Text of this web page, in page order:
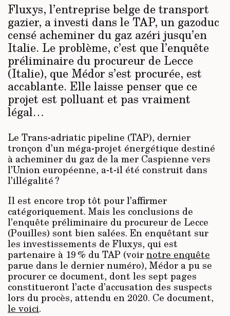
Fluxys, l’entreprise belge de transport
gazier, a investi dans le TAP, un gazoduc
censé acheminer du gaz azéri jusqu’en
Italie. Le problème, c’est que l’enquête
préliminaire du procureur de Lecce
(Italie), que Médor s’est procurée, est
accablante. Elle laisse penser que ce
projet est polluant et pas vraiment
légal…
Le Trans-adriatic pipeline (TAP), dernier
tronçon d’un méga-projet énergétique destiné
à acheminer du gaz de la mer Caspienne vers
l’Union européenne, a-t-il été construit dans
l’illégalité ?
Il est encore trop tôt pour l’affirmer
catégoriquement. Mais les conclusions de
l’enquête préliminaire du procureur de Lecce
(Pouilles) sont bien salées. En enquêtant sur
les investissements de Fluxys, qui est
partenaire à 19 % du TAP (voirnotre enquête
parue dans le dernier numéro), Médor a pu se
procurer ce document, dont les sept pages
constitueront l’acte d’accusation des suspects
lors du procès, attendu en 2020. Ce document,
le voici.